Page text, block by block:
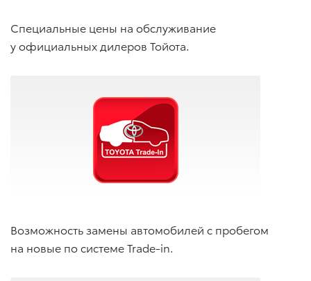
Специальные цены на обслуживание
у официальных дилеров Тойота.
Возможность замены автомобилей с пробегом
на новые по системе Trade-in.